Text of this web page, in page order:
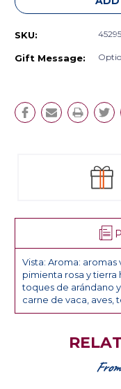
SKU:
Gift Message:
Vista: Aroma: aromas
pimienta rosa y tierra
toques de arándano
carne de vaca, aves,